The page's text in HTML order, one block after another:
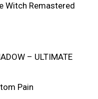
Witch Remastered
– ULTIMATE
Pain